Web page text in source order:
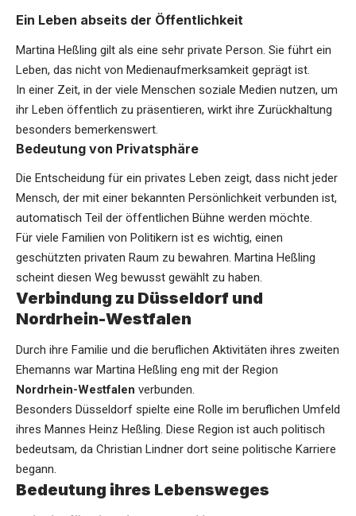
Ein Leben abseits der Öffentlichkeit
Martina Heßling gilt als eine sehr private Person. Sie führt ein
Leben, das nicht von Medienaufmerksamkeit geprägt ist.
In einer Zeit, in der viele Menschen soziale Medien nutzen, um
ihr Leben öffentlich zu präsentieren, wirkt ihre Zurückhaltung
besonders bemerkenswert.
Bedeutung von Privatsphäre
Die Entscheidung für ein privates Leben zeigt, dass nicht jeder
Mensch, der mit einer bekannten Persönlichkeit verbunden ist,
automatisch Teil der öffentlichen Bühne werden möchte.
Für viele Familien von Politikern ist es wichtig, einen
geschützten privaten Raum zu bewahren. Martina Heßling
scheint diesen Weg bewusst gewählt zu haben.
Verbindung zu Düsseldorf und
Nordrhein-Westfalen
Durch ihre Familie und die beruflichen Aktivitäten ihres zweiten
Ehemanns war Martina Heßling eng mit der Region
Nordrhein-Westfalen verbunden.
Besonders Düsseldorf spielte eine Rolle im beruflichen Umfeld
ihres Mannes Heinz Heßling. Diese Region ist auch politisch
bedeutsam, da Christian Lindner dort seine politische Karriere
begann.
Bedeutung ihres Lebensweges